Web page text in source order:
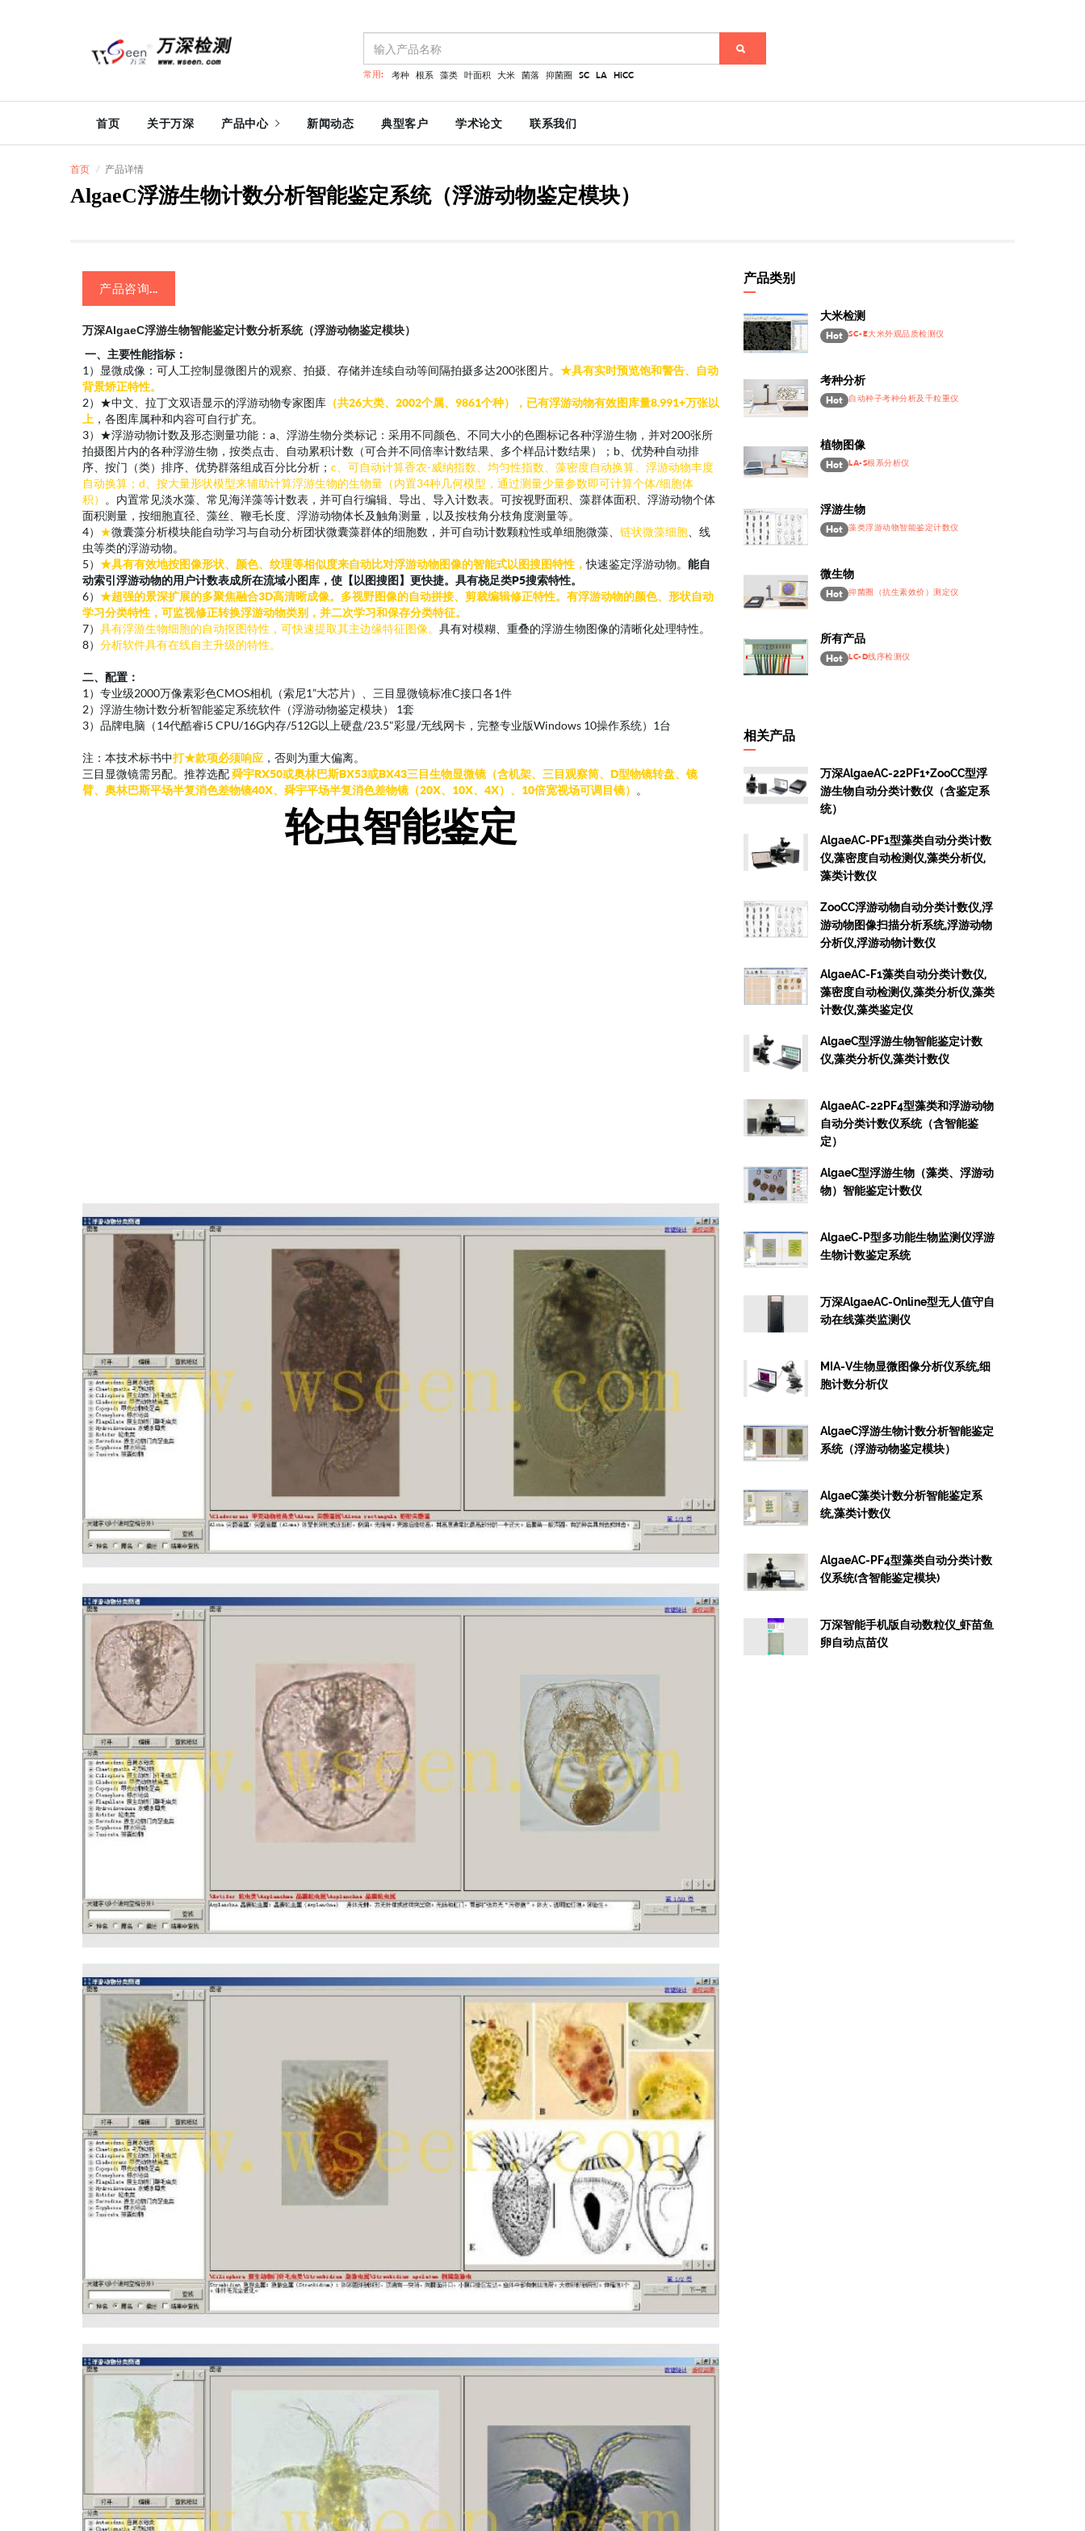
常用: 考种 根系 藻类 叶面积 大米 菌落 抑菌圈 SC LA HiCC
首页 关于万深 产品中心 新闻动态 典型客户 学术论文 联系我们
首页 产品详情
AlgaeC浮游生物计数分析智能鉴定系统（浮游动物鉴定模块）
产品咨询...
万深AlgaeC浮游生物智能鉴定计数分析系统（浮游动物鉴定模块）
一、主要性能指标：
1）显微成像：可人工控制显微图片的观察、拍摄、存储并连续自动等间隔拍摄多达200张图片。 ★具有实时预览饱和警告、自动
背景矫正特性。
2）★中文、拉丁文双语显示的浮游动物专家图库 （共26大类、2002个属、9861个种），已有浮游动物有效图库量8.991+万张以
上 ，各图库属种和内容可自行扩充。
3）★浮游动物计数及形态测量功能：a、浮游生物分类标记：采用不同颜色、不同大小的色圈标记各种浮游生物，并对200张所
拍摄图片内的各种浮游生物，按类点击、自动累积计数（可合并不同倍率计数结果、多个样品计数结果）；b、优势种自动排
序、按门（类）排序、优势群落组成百分比分析； c、可自动计算香农-威纳指数、均匀性指数、藻密度自动换算、浮游动物丰度
自动换算；d、按大量形状模型来辅助计算浮游生物的生物量（内置34种几何模型，通过测量少量参数即可计算个体/细胞体
积）
。内置常见淡水藻、常见海洋藻等计数表，并可自行编辑、导出、导入计数表。可按视野面积、藻群体面积、浮游动物个体
面积测量，按细胞直径、藻丝、鞭毛长度、浮游动物体长及触角测量，以及按枝角分枝角度测量等。
4） ★微囊藻分析模块能自动学习与自动分析团状微囊藻群体的细胞数，并可自动计数颗粒性或单细胞微藻、 链状微藻细胞 、线
虫等类的浮游动物。
5） ★具有有效地按图像形状、颜色、纹理等相似度来自动比对浮游动物图像的智能式以图搜图特性 ，快速鉴定浮游动物。 能自
动索引浮游动物的用户计数表成所在流域小图库，使【以图搜图】更快捷。具有桡足类P5搜索特性。
6） ★超强的景深扩展的多聚焦融合3D高清晰成像。多视野图像的自动拼接、剪裁编辑修正特性。有浮游动物的颜色、形状自动
学习分类特性，可监视修正转换浮游动物类别，并二次学习和保存分类特征。
7） 具有浮游生物细胞的自动抠图特性，可快速提取其主边缘特征图像。 具有对模糊、重叠的浮游生物图像的清晰化处理特性。
8） 分析软件具有在线自主升级的特性。
二、配置：
1）专业级2000万像素彩色CMOS相机（索尼1”大芯片）、三目显微镜标准C接口各1件
2）浮游生物计数分析智能鉴定系统软件（浮游动物鉴定模块） 1套
3）品牌电脑（14代酷睿i5 CPU/16G内存/512G以上硬盘/23.5"彩显/无线网卡，完整专业版Windows 10操作系统）1台
注：本技术标书中打★款项必须响应 ，否则为重大偏离。
三目显微镜需另配。推荐选配舜宇RX50或奥林巴斯BX53或BX43三目生物显微镜（含机架、三目观察筒、D型物镜转盘、镜
臂、奥林巴斯平场半复消色差物镜40X、舜宇平场半复消色差物镜（20X、10X、4X）、10倍宽视场可调目镜） 。
轮虫智能鉴定
产品类别
大米检测
Hot SC-E大米外观品质检测仪
考种分析
Hot 自动种子考种分析及千粒重仪
植物图像
Hot LA-S根系分析仪
浮游生物
Hot 藻类浮游动物智能鉴定计数仪
微生物
Hot 抑菌圈（抗生素效价）测定仪
所有产品
Hot LC-D线序检测仪
相关产品
万深AlgaeAC-22PF1+ZooCC型浮
游生物自动分类计数仪（含鉴定系
统）
AlgaeAC-PF1型藻类自动分类计数
仪,藻密度自动检测仪,藻类分析仪,
藻类计数仪
ZooCC浮游动物自动分类计数仪,浮
游动物图像扫描分析系统,浮游动物
分析仪,浮游动物计数仪
AlgaeAC-F1藻类自动分类计数仪,
藻密度自动检测仪,藻类分析仪,藻类
计数仪,藻类鉴定仪
AlgaeC型浮游生物智能鉴定计数
仪,藻类分析仪,藻类计数仪
AlgaeAC-22PF4型藻类和浮游动物
自动分类计数仪系统（含智能鉴
定）
AlgaeC型浮游生物（藻类、浮游动
物）智能鉴定计数仪
AlgaeC-P型多功能生物监测仪浮游
生物计数鉴定系统
万深AlgaeAC-Online型无人值守自
动在线藻类监测仪
MIA-V生物显微图像分析仪系统,细
胞计数分析仪
AlgaeC浮游生物计数分析智能鉴定
系统（浮游动物鉴定模块）
AlgaeC藻类计数分析智能鉴定系
统,藻类计数仪
AlgaeAC-PF4型藻类自动分类计数
仪系统(含智能鉴定模块)
万深智能手机版自动数粒仪_虾苗鱼
卵自动点苗仪